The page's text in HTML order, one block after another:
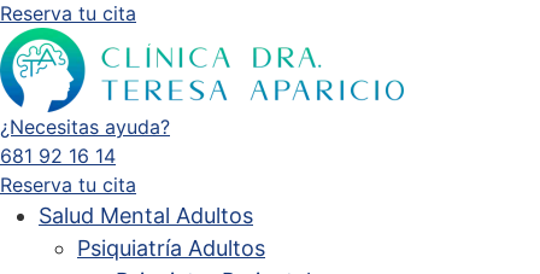
Reserva tu cita
¿Necesitas ayuda?
681 92 16 14
Reserva tu cita
Salud Mental Adultos
Psiquiatría Adultos